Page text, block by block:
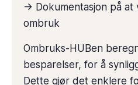
-> Dokumentasjon på
ombruk
Ombruks-HUBen
besparelser, for å
Dette gjør det enklere